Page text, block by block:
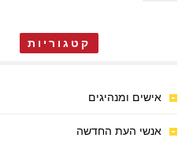
קטגוריות
אישים ומנהיגים
אנשי העת החדשה